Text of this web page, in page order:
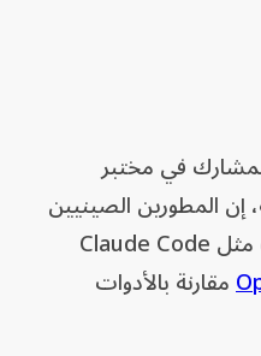
في مختبر
المطورين الصينيين
يفضلون بشكل واضح أدوات مثل Claude Code
مقارنة بالأدوات